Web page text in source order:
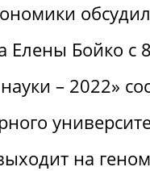
Елены Бойко с
– 2022»
на